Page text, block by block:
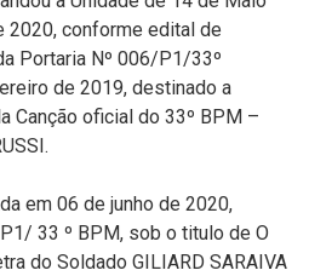
2020, conforme edital de
Portaria Nº 006/P1/33º
de 2019, destinado a
Canção oficial do 33º BPM –
em 06 de junho de 2020,
33 º BPM, sob o titulo de O
do Soldado GILIARD SARAIVA